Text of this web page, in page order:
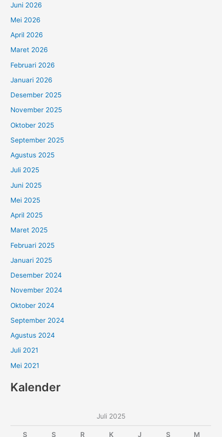
Juni 2026
Mei 2026
April 2026
Maret 2026
Februari 2026
Januari 2026
Desember 2025
November 2025
Oktober 2025
September 2025
Agustus 2025
Juli 2025
Juni 2025
Mei 2025
April 2025
Maret 2025
Februari 2025
Januari 2025
Desember 2024
November 2024
Oktober 2024
September 2024
Agustus 2024
Juli 2021
Mei 2021
Kalender
Juli 2025
S S R K J S M